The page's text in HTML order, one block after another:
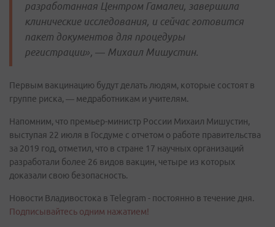
разработанная Центром Гамалеи, завершила
клинические исследования, и сейчас готовится
пакет документов для процедуры
регистрации», — Михаил Мишустин.
Первым вакцинацию будут делать людям, которые состоят в
группе риска, — медработникам и учителям.
Напомним, что премьер-министр России Михаил Мишустин,
выступая 22 июля в Госдуме с отчетом о работе правительства
за 2019 год, отметил, что в стране 17 научных организаций
разработали более 26 видов вакцин, четыре из которых
доказали свою безопасность.
Новости Владивостока в Telegram - постоянно в течение дня.
Подписывайтесь одним нажатием!